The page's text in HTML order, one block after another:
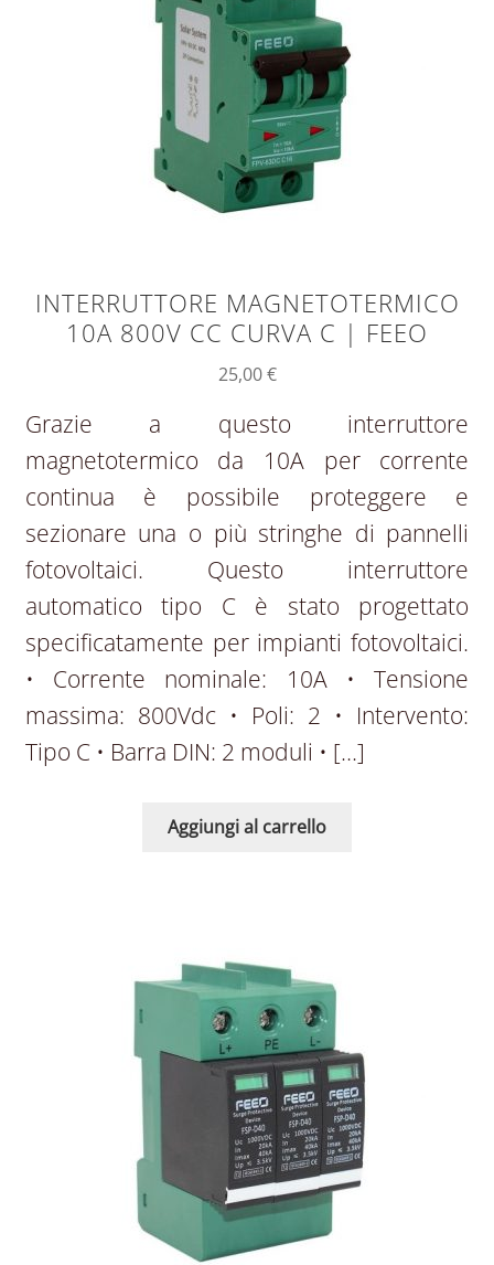
INTERRUTTORE MAGNETOTERMICO
10A 800V CC CURVA C | FEEO
25,00€
Grazie a questo interruttore
magnetotermico da 10A per corrente
continua è possibile proteggere e
sezionare una o più stringhe di pannelli
fotovoltaici. Questo interruttore
automatico tipo C è stato progettato
specificatamente per impianti fotovoltaici.
• Corrente nominale: 10A • Tensione
massima: 800Vdc • Poli: 2 • Intervento:
Tipo C • Barra DIN: 2 moduli • […]
Aggiungi al carrello